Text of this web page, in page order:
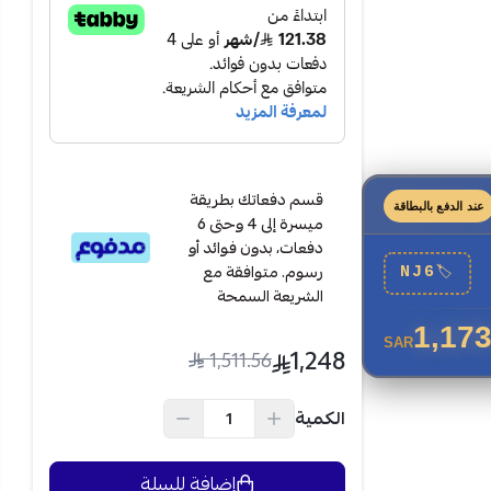
عند الدفع بالبطاقة
🏷
NJ6
SAR
قسم دفعاتك بطريقة
ميسرة إلى 4 وحتى 6
دفعات، بدون فوائد أو
رسوم. متوافقة مع
الشريعة السمحة
1,248
1,511.56
الكمية
إضافة للسلة